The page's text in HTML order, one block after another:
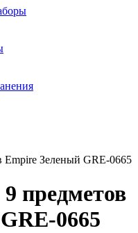
Empire Зеленый GRE-0665
предметов
0665